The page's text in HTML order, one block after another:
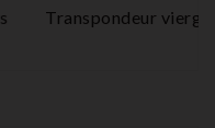
Transpondeur vierge